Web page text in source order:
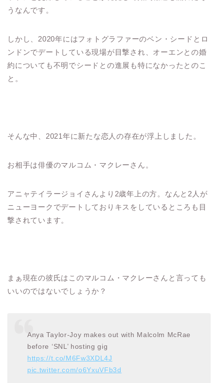
うなんです。
しかし、2020年にはフォトグラファーのベン・シードとロ
ンドンでデートしている現場が目撃され、オーエンとの婚
約についても不明でシードとの進展も特になかったとのこ
と。
そんな中、2021年に新たな恋人の存在が浮上しました。
お相手は俳優のマルコム・マクレーさん。
アニャテイラージョイさんより2歳年上の方。なんと2人が
ニューヨークでデートしておりキスをしているところも目
撃されています。
まぁ現在の彼氏はこのマルコム・マクレーさんと言っても
いいのではないでしょうか？
Anya Taylor-Joy makes out with Malcolm McRae
before ‘SNL’ hosting gig
https://t.co/M6Fw3XDL4J
pic.twitter.com/o6YxuVFb3d